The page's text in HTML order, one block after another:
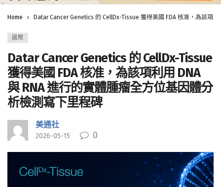
Home Datar Cancer Genetics 的 CellDx-Tissue 獲得美國 FDA 核准，為該項
國際
Datar Cancer Genetics 的 CellDx-Tissue
獲得美國 FDA 核准，為該項利用 DNA
與 RNA 進行的實體腫瘤全方位基因體分
析檢測寫下里程碑
美通社
2026-05-15 0